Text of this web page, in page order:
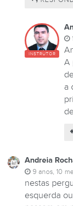
INSTRUTOR
A
a
Andreia
9 anos, 10
nestas
esquerda